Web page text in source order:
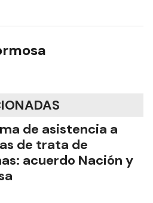
de asistencia a
de trata de
acuerdo Nación y